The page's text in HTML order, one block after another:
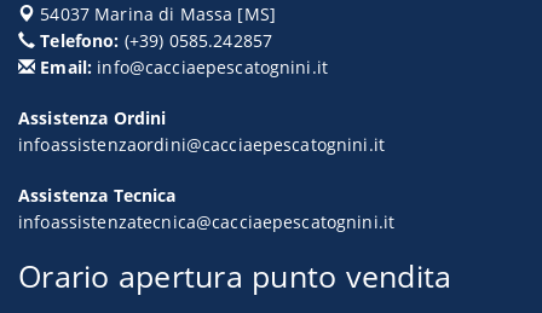
54037 Marina di Massa [MS]
Telefono: (+39) 0585.242857
Email: info@cacciaepescatognini.it
Assistenza Ordini
infoassistenzaordini@cacciaepescatognini.it
Assistenza Tecnica
infoassistenzatecnica@cacciaepescatognini.it
Orario apertura punto vendita